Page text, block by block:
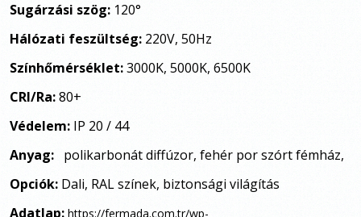
Sugárzási szög: 120°
Hálózati feszültség: 220V, 50Hz
Színhőmérséklet:3000K, 5000K, 6500K
CRI/Ra:80+
Védelem: IP 20 / 44
Anyag: polikarbonát diffúzor, fehér por szórt fémház,
Opciók: Dali, RAL színek, biztonsági világítás
Adatlap: https://fermada.com.tr/wp-